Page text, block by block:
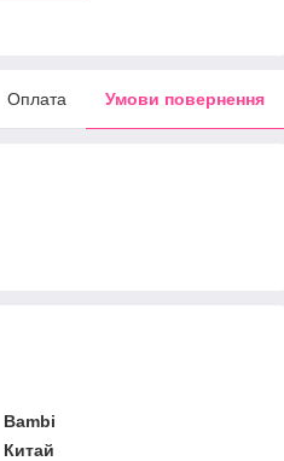
Оплата Умови повернення
Bambi
Китай